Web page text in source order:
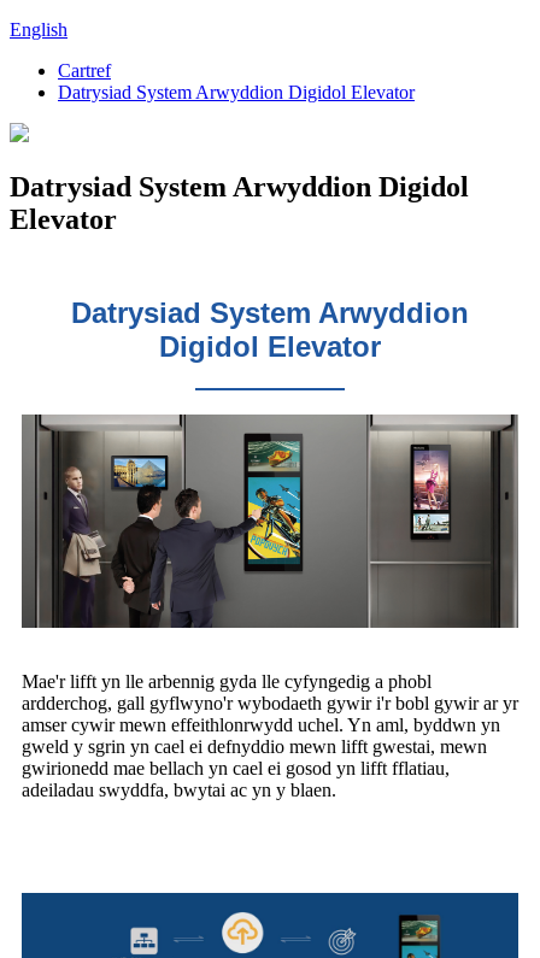
English
Cartref
Datrysiad System Arwyddion Digidol Elevator
Datrysiad System Arwyddion Digidol
Elevator
Datrysiad System Arwyddion
Digidol Elevator
Mae'r lifft yn lle arbennig gyda lle cyfyngedig a phobl
ardderchog, gall gyflwyno'r wybodaeth gywir i'r bobl gywir ar yr
amser cywir mewn effeithlonrwydd uchel. Yn aml, byddwn yn
gweld y sgrin yn cael ei defnyddio mewn lifft gwestai, mewn
gwirionedd mae bellach yn cael ei gosod yn lifft fflatiau,
adeiladau swyddfa, bwytai ac yn y blaen.